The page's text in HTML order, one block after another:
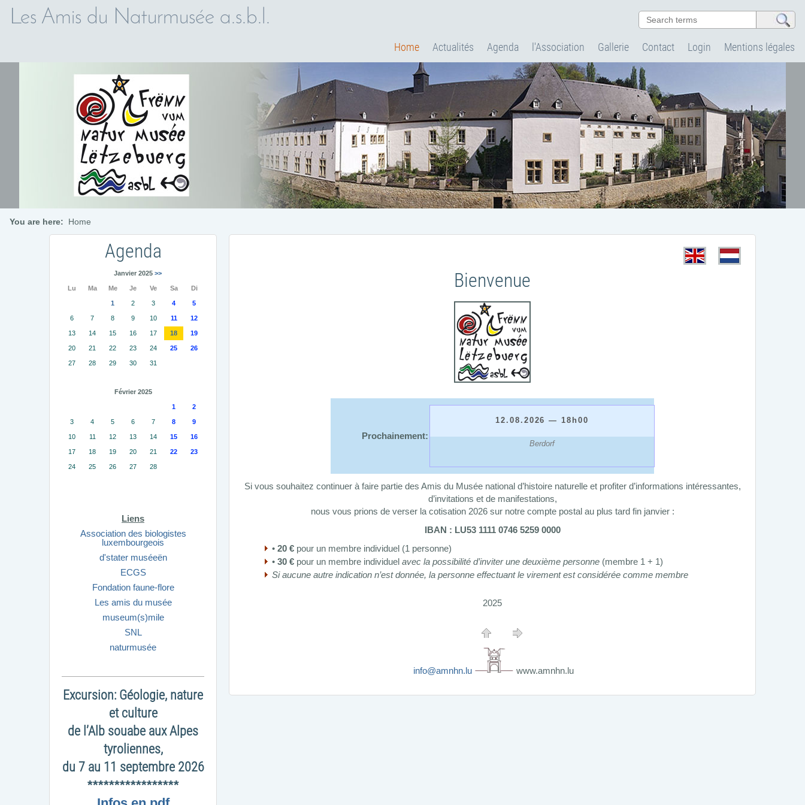
Les Amis du Naturmusée a.s.b.l.
Home Actualités Agenda l'Association Gallerie Contact Login Mentions légales
You are here: Home
Bienvenue
Prochainement:
12.08.2026 — 18h00
Berdorf
Si vous souhaitez continuer à faire partie des Amis du Musée national d’histoire naturelle et profiter d’informations intéressantes,
d’invitations et de manifestations,
nous vous prions de verser la cotisation 2026 sur notre compte postal au plus tard fin janvier :
IBAN : LU53 1111 0746 5259 0000
• 20 € pour un membre individuel (1 personne)
• 30 € pour un membre individuel avec la possibilité d’inviter une deuxième personne (membre 1 + 1)
Si aucune autre indication n’est donnée, la personne effectuant le virement est considérée comme membre
2025
info@amnhn.lu www.amnhn.lu
Agenda
Janvier 2025 >>
Lu Ma Me Je Ve Sa Di
1 2 3 4 5
6 7 8 9 10 11 12
13 14 15 16 17 18 19
20 21 22 23 24 25 26
27 28 29 30 31
Février 2025
1 2
3 4 5 6 7 8 9
10 11 12 13 14 15 16
17 18 19 20 21 22 23
24 25 26 27 28
Liens
Association des biologistes
luxembourgeois
d'stater muséeën
ECGS
Fondation faune-flore
Les amis du musée
museum(s)mile
SNL
naturmusée
Excursion: Géologie, nature
et culture
de l’Alb souabe aux Alpes
tyroliennes,
du 7 au 11 septembre 2026
*****************